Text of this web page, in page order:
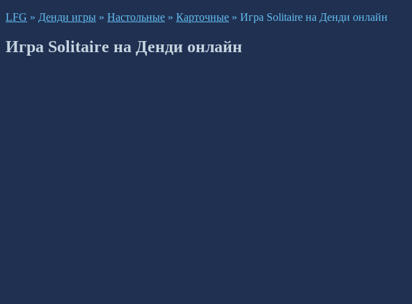
LFG » Денди игры » Настольные » Карточные » Игра Solitaire на Денди онлайн
Игра Solitaire на Денди онлайн